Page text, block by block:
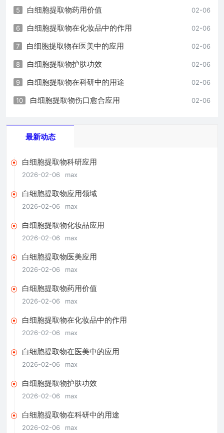
02-06
5 白细胞提取物药用价值
02-06
6 白细胞提取物在化妆品中的作用
02-06
7 白细胞提取物在医美中的应用
02-06
8 白细胞提取物护肤功效
02-06
9 白细胞提取物在科研中的用途
02-06
10 白细胞提取物伤口愈合应用
最新动态
白细胞提取物科研应用
2026-02-06 max
白细胞提取物应用领域
2026-02-06 max
白细胞提取物化妆品应用
2026-02-06 max
白细胞提取物医美应用
2026-02-06 max
白细胞提取物药用价值
2026-02-06 max
白细胞提取物在化妆品中的作用
2026-02-06 max
白细胞提取物在医美中的应用
2026-02-06 max
白细胞提取物护肤功效
2026-02-06 max
白细胞提取物在科研中的用途
2026-02-06 max